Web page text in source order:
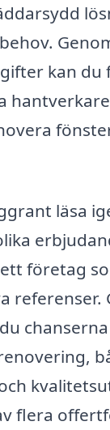
kan du
läsa
företag
referenser.
flera